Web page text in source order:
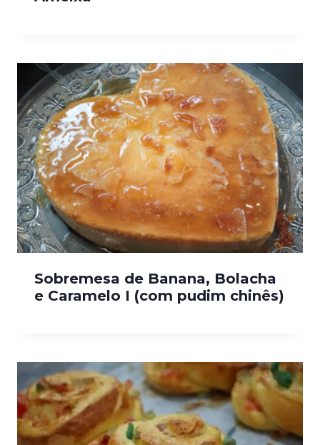
Sobremesa de Banana, Bolacha
e Caramelo I (com pudim chinês)